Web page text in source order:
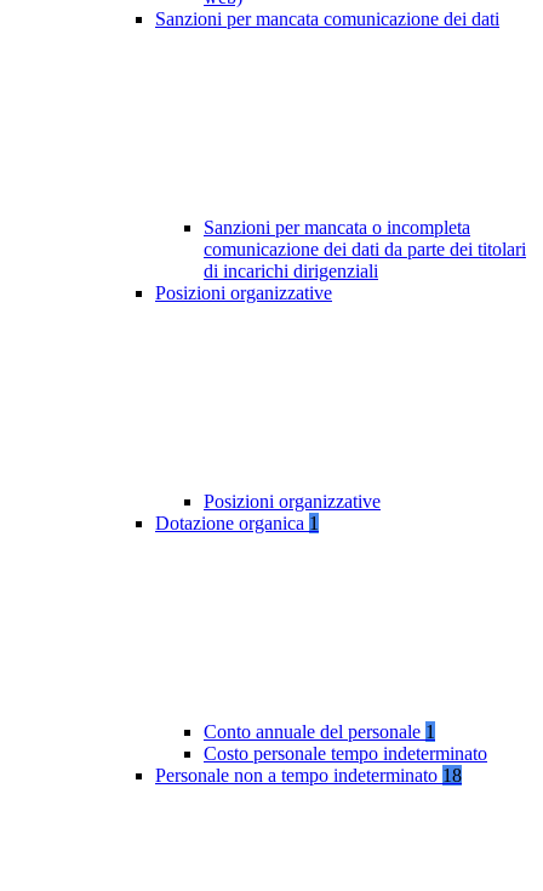
Sanzioni per mancata comunicazione dei dati
Sanzioni per mancata o incompleta
comunicazione dei dati da parte dei titolari
di incarichi dirigenziali
Posizioni organizzative
Posizioni organizzative
Dotazione organica 1
Conto annuale del personale 1
Costo personale tempo indeterminato
Personale non a tempo indeterminato 18